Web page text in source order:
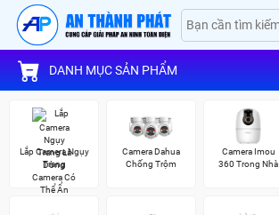
DANH MỤC SẢN PHẨM
Lắp Camera Ngụy
Trang
Camera Dahua
Chống Trộm
Camera Imou
360 Trong Nhà